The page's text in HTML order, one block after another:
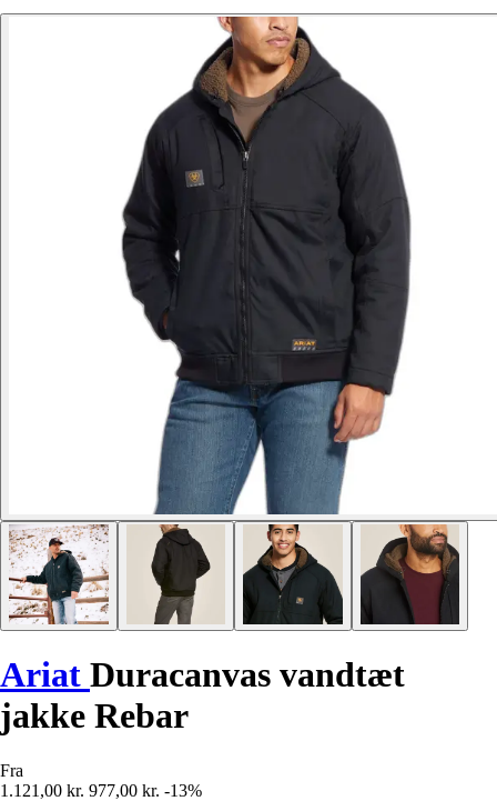
Ariat Duracanvas vandtæt
jakke Rebar
Fra
1.121,00 kr. 977,00 kr. -13%